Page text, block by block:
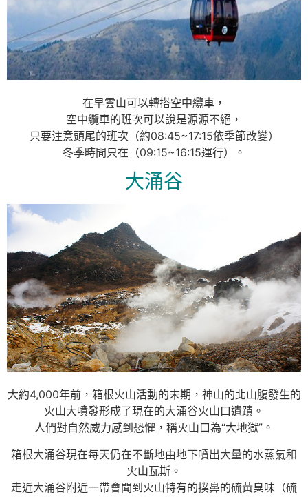
在早雲山可以轉搭空中纜車，
空中纜車的班次可以說是源源不絕，
只要注意頭尾的班次（約08:45~17:15依季節改變）
冬季時間只在（09:15~16:15運行）。
大涌谷
大約4,000年前，箱根火山活動的末期，神山的北山腹發生的
火山大噴發形成了現在的大涌谷火山口遺蹟。
人們對自然威力感到恐懼，稱火山口為“大地獄”。
箱根大涌谷現在每天仍在不斷地由地下噴出大量的水蒸氣和
火山瓦斯。
走近大涌谷附近一帶會聞到火山特有的撲鼻的硫黃臭味（硫